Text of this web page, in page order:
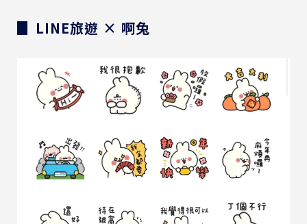
▊ LINE旅遊 × 啊兔